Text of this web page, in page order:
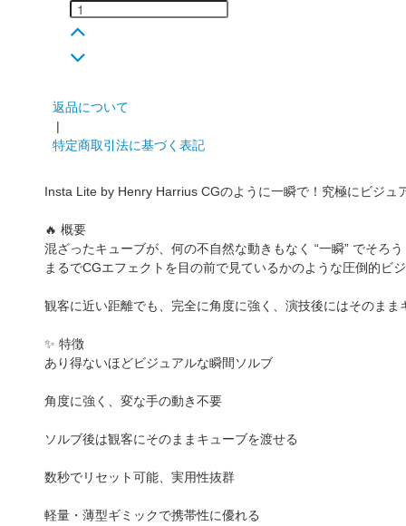
返品について
|
特定商取引法に基づく表記
Insta Lite by Henry Harrius CGのように一瞬で！究極にビジュ
🔥 概要
混ざったキューブが、何の不自然な動きもなく “一瞬” でそろう
まるでCGエフェクトを目の前で見ているかのような圧倒的ビ
観客に近い距離でも、完全に角度に強く、演技後にはそのまま
✨ 特徴
あり得ないほどビジュアルな瞬間ソルブ
角度に強く、変な手の動き不要
ソルブ後は観客にそのままキューブを渡せる
数秒でリセット可能、実用性抜群
軽量・薄型ギミックで携帯性に優れる